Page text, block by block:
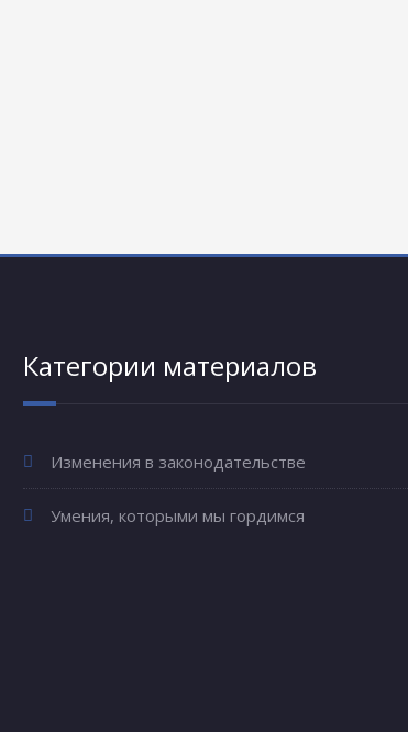
Категории материалов
Изменения в законодательстве
Умения, которыми мы гордимся